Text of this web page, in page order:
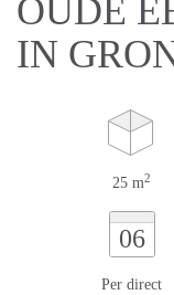
OUDE
IN
25 m2
06
Per direct